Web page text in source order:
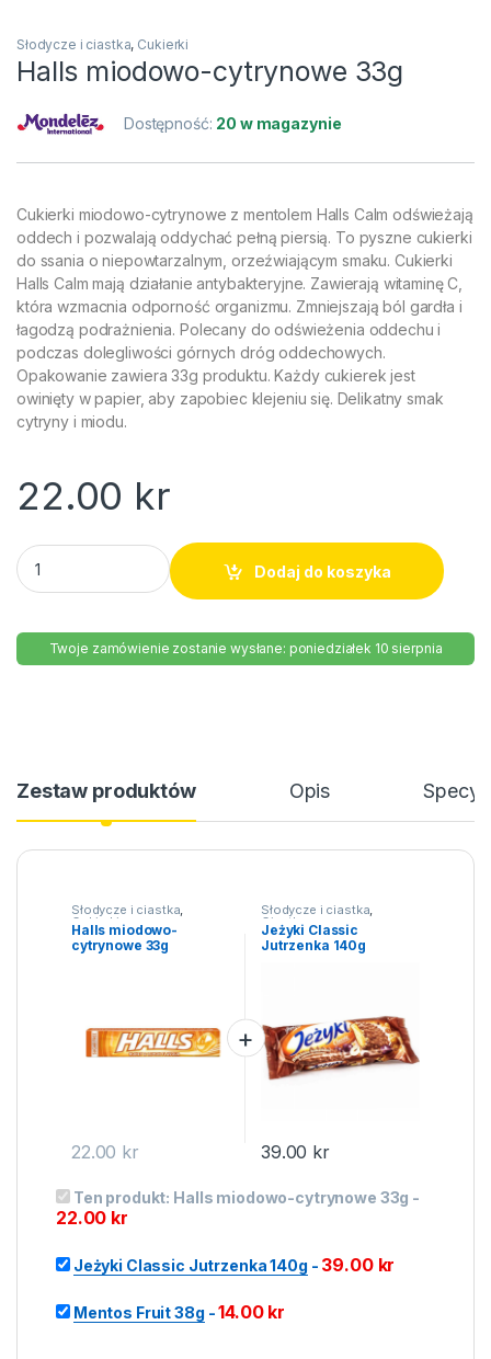
Słodycze i ciastka, Cukierki
Halls miodowo-cytrynowe 33g
Dostępność: 20 w magazynie
Cukierki miodowo-cytrynowe z mentolem Halls Calm odświeżają
oddech i pozwalają oddychać pełną piersią. To pyszne cukierki
do ssania o niepowtarzalnym, orzeźwiającym smaku. Cukierki
Halls Calm mają działanie antybakteryjne. Zawierają witaminę C,
która wzmacnia odporność organizmu. Zmniejszają ból gardła i
łagodzą podrażnienia. Polecany do odświeżenia oddechu i
podczas dolegliwości górnych dróg oddechowych.
Opakowanie zawiera 33g produktu. Każdy cukierek jest
owinięty w papier, aby zapobiec klejeniu się. Delikatny smak
cytryny i miodu.
22.00 kr
Halls miodowo-cytrynowe 33g quantity
Dodaj do koszyka
Twoje zamówienie zostanie wysłane: poniedziałek 10 sierpnia
Zestaw produktów Opis
Słodycze i ciastka,
Cukierki
Halls miodowo-
cytrynowe 33g
22.00 kr
Słodycze i ciastka,
Ciastka
Jeżyki Classic
Jutrzenka 140g
39.00 kr
Ten produkt: Halls miodowo-cytrynowe 33g -
22.00 kr
Jeżyki Classic Jutrzenka 140g - 39.00 kr
Mentos Fruit 38g -14.00 kr